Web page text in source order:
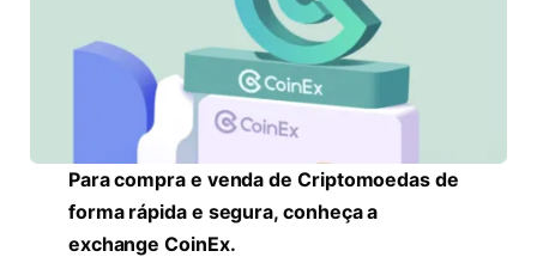
Para compra e venda de Criptomoedas de
forma rápida e segura, conheça a
exchange CoinEx.